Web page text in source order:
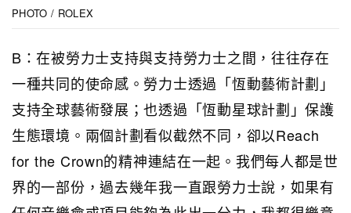
PHOTO / ROLEX
B：在被勞力士支持與支持勞力士之間，往往存在
一種共同的使命感。勞力士透過「恆動藝術計劃」
支持全球藝術發展；也透過「恆動星球計劃」保護
生態環境。兩個計劃看似截然不同，卻以Reach
for the Crown的精神連結在一起。我們每人都是世
界的一部份，過去幾年我一直跟勞力士說，如果有